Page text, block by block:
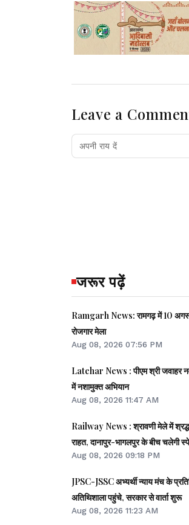
Leave a
जरूर पढ़ें
Ramgarh News: रामगढ़ में 10
रोजगार मेला
Aug 08, 2026 07:56 PM
Latehar News : पीएम श्री जवाहर
में नशामुक्‍त अभियान
Aug 08, 2026 11:47 AM
Railway News : श्रावणी मेले में
राहत, दानापुर-भागलपुर के बीच चलेगी
Aug 08, 2026 09:18 PM
JPSC-JSSC अभ्यर्थी न्याय मंच के
अतिथिशाला पहुंचे, सरकार से वार्ता शुरू
Aug 08, 2026 11:23 AM